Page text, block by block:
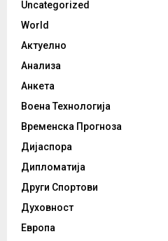
Uncategorized
World
Актуелно
Анализа
Анкета
Воена Технологија
Временска Прогноза
Дијаспора
Дипломатија
Други Спортови
Духовност
Европа